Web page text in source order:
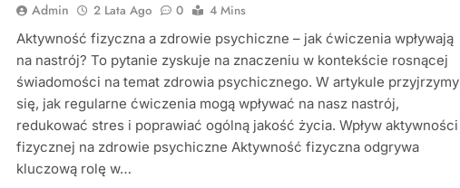
Admin 2 Lata Ago 0
4 Mins
Aktywność fizyczna a zdrowie psychiczne – jak ćwiczenia wpływają
na nastrój? To pytanie zyskuje na znaczeniu w kontekście rosnącej
świadomości na temat zdrowia psychicznego. W artykule przyjrzymy
się, jak regularne ćwiczenia mogą wpływać na nasz nastrój,
redukować stres i poprawiać ogólną jakość życia. Wpływ aktywności
fizycznej na zdrowie psychiczne Aktywność fizyczna odgrywa
kluczową rolę w…